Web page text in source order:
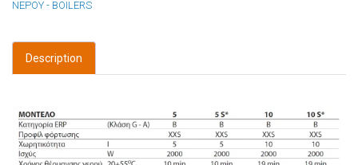
ΝΕΡΟΥ - BOILERS
Description